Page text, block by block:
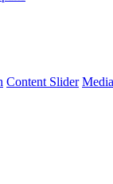
Content Slider